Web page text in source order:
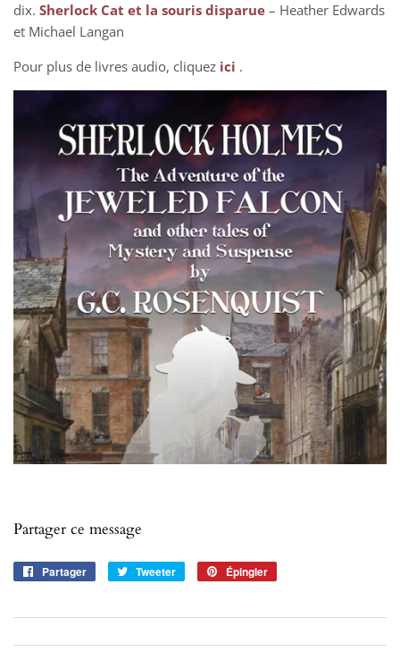
dix. Sherlock Cat et la souris disparue – Heather Edwards
et Michael Langan
Pour plus de livres audio, cliquez ici .
Partager ce message
Partager
PartagerTweeter
Tweeter
Épingler